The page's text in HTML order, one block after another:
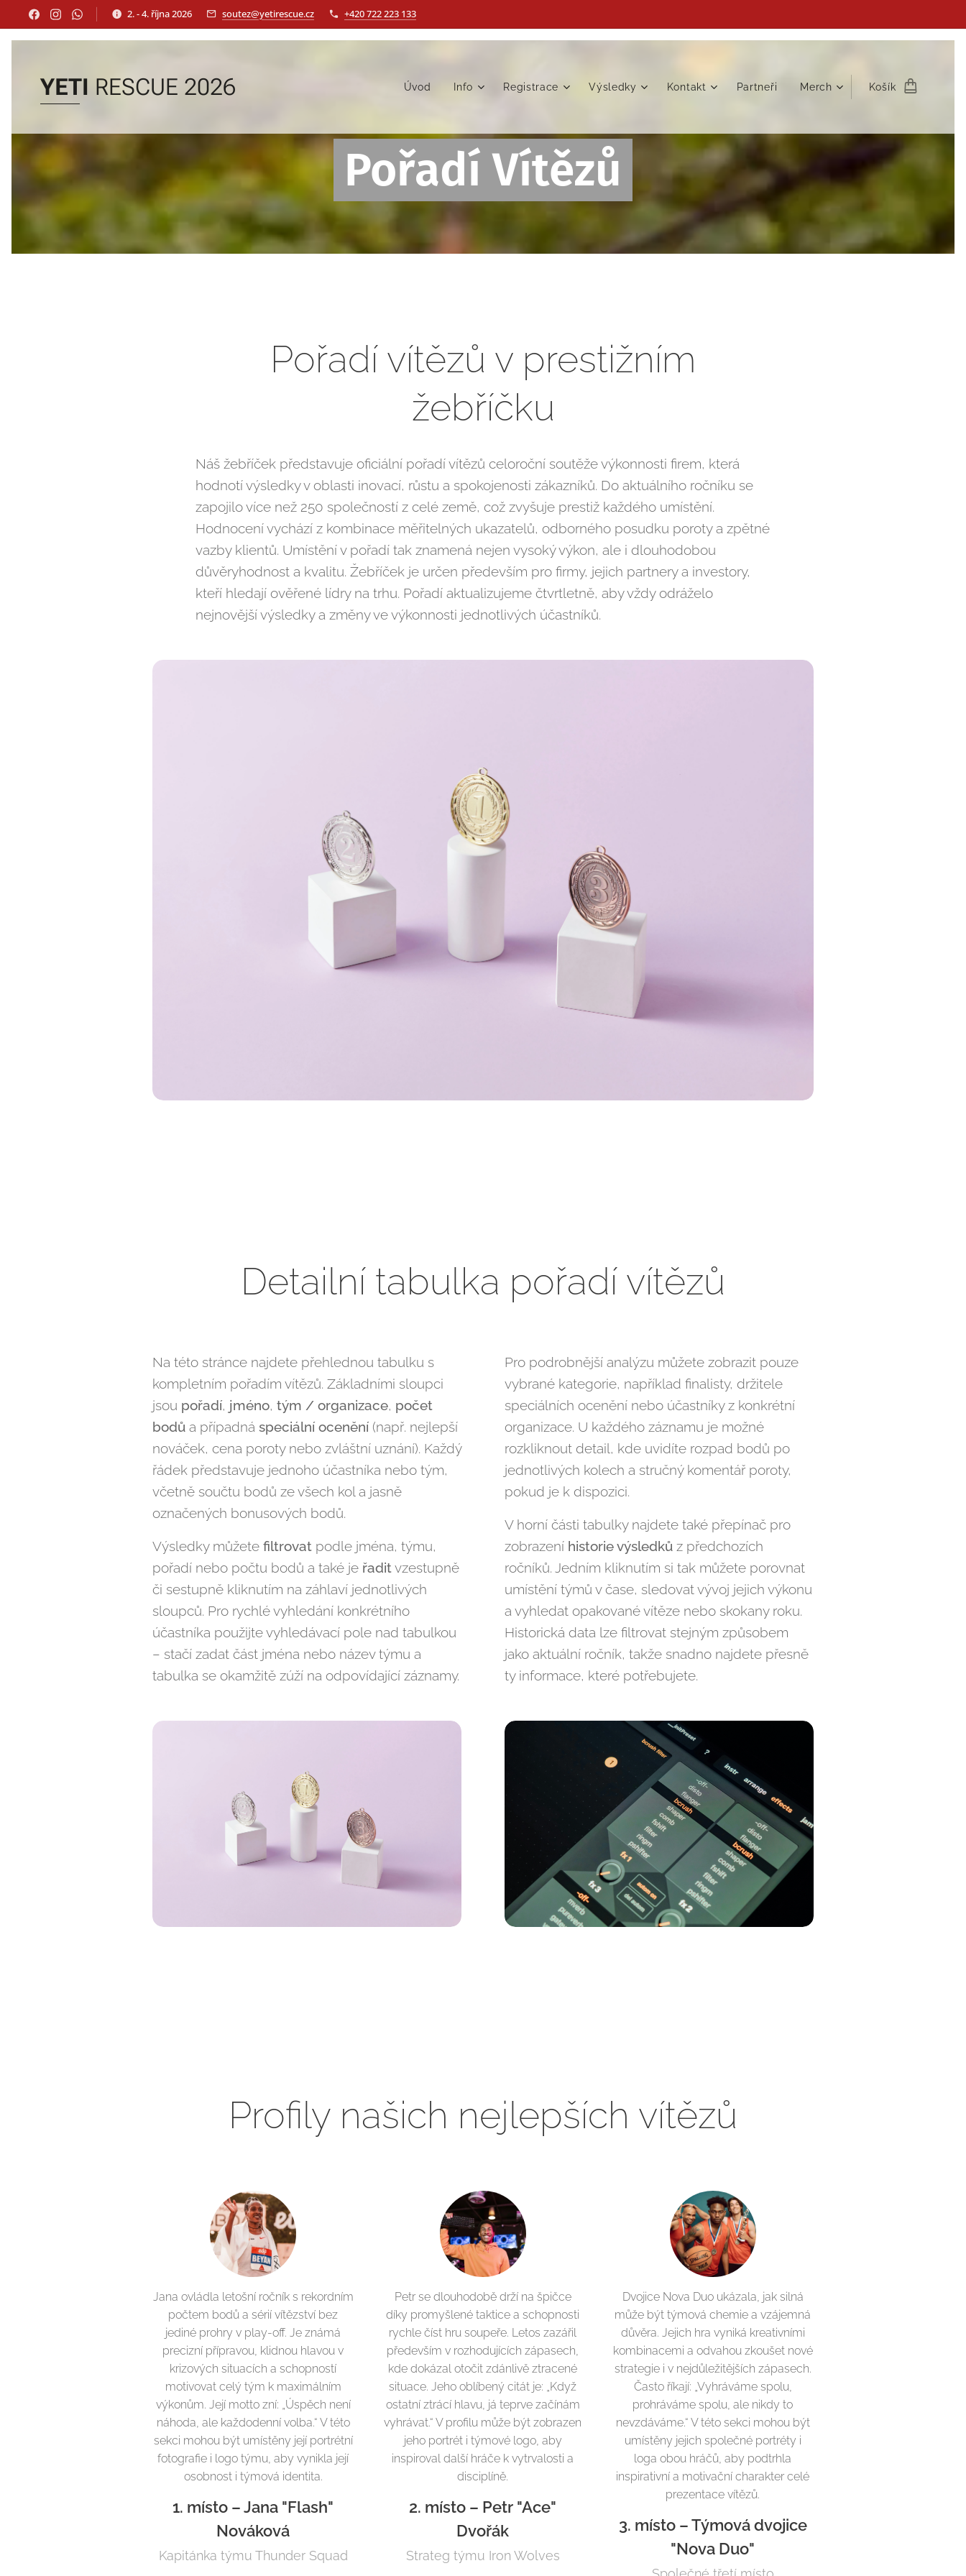
2. - 4. října 2026 soutez@yetirescue.cz +420 722 223 133
YETI RESCUE 2026 Úvod Info Registrace Výsledky Kontakt Partneři Merch Košík
Pořadí Vítězů
Pořadí vítězů v prestižním
žebříčku
Náš žebříček představuje oficiální pořadí vítězů celoroční soutěže výkonnosti firem, která
hodnotí výsledky v oblasti inovací, růstu a spokojenosti zákazníků. Do aktuálního ročníku se
zapojilo více než 250 společností z celé země, což zvyšuje prestiž každého umístění.
Hodnocení vychází z kombinace měřitelných ukazatelů, odborného posudku poroty a zpětné
vazby klientů. Umístění v pořadí tak znamená nejen vysoký výkon, ale i dlouhodobou
důvěryhodnost a kvalitu. Žebříček je určen především pro firmy, jejich partnery a investory,
kteří hledají ověřené lídry na trhu. Pořadí aktualizujeme čtvrtletně, aby vždy odráželo
nejnovější výsledky a změny ve výkonnosti jednotlivých účastníků.
Detailní tabulka pořadí vítězů
Na této stránce najdete přehlednou tabulku s
kompletním pořadím vítězů. Základními sloupci
jsou pořadí, jméno, tým / organizace, počet
bodů a případná speciální ocenění (např. nejlepší
nováček, cena poroty nebo zvláštní uznání). Každý
řádek představuje jednoho účastníka nebo tým,
včetně součtu bodů ze všech kol a jasně
označených bonusových bodů.
Výsledky můžete filtrovat podle jména, týmu,
pořadí nebo počtu bodů a také je řaditvzestupně
či sestupně kliknutím na záhlaví jednotlivých
sloupců. Pro rychlé vyhledání konkrétního
účastníka použijte vyhledávací pole nad tabulkou
– stačí zadat část jména nebo název týmu a
tabulka se okamžitě zúží na odpovídající záznamy.
Pro podrobnější analýzu můžete zobrazit pouze
vybrané kategorie, například finalisty, držitele
speciálních ocenění nebo účastníky z konkrétní
organizace. U každého záznamu je možné
rozkliknout detail, kde uvidíte rozpad bodů po
jednotlivých kolech a stručný komentář poroty,
pokud je k dispozici.
V horní části tabulky najdete také přepínač pro
zobrazení historie výsledků z předchozích
ročníků. Jedním kliknutím si tak můžete porovnat
umístění týmů v čase, sledovat vývoj jejich výkonu
a vyhledat opakované vítěze nebo skokany roku.
Historická data lze filtrovat stejným způsobem
jako aktuální ročník, takže snadno najdete přesně
ty informace, které potřebujete.
Profily našich nejlepších vítězů
Jana ovládla letošní ročník s rekordním
počtem bodů a sérií vítězství bez
jediné prohry v play-off. Je známá
precizní přípravou, klidnou hlavou v
krizových situacích a schopností
motivovat celý tým k maximálním
výkonům. Její motto zní: „Úspěch není
náhoda, ale každodenní volba.“ V této
sekci mohou být umístěny její portrétní
fotografie i logo týmu, aby vynikla její
osobnost i týmová identita.
1. místo – Jana "Flash"
Nováková
Kapitánka týmu Thunder Squad
Petr se dlouhodobě drží na špičce
díky promyšlené taktice a schopnosti
rychle číst hru soupeře. Letos zazářil
především v rozhodujících zápasech,
kde dokázal otočit zdánlivě ztracené
situace. Jeho oblíbený citát je: „Když
ostatní ztrácí hlavu, já teprve začínám
vyhrávat.“ V profilu může být zobrazen
jeho portrét i týmové logo, aby
inspiroval další hráče k vytrvalosti a
disciplíně.
2. místo – Petr "Ace"
Dvořák
Strateg týmu Iron Wolves
Dvojice Nova Duo ukázala, jak silná
může být týmová chemie a vzájemná
důvěra. Jejich hra vyniká kreativními
kombinacemi a odvahou zkoušet nové
strategie i v nejdůležitějších zápasech.
Často říkají: „Vyhráváme spolu,
prohráváme spolu, ale nikdy to
nevzdáváme.“ V této sekci mohou být
umístěny jejich společné portréty i
loga obou hráčů, aby podtrhla
inspirativní a motivační charakter celé
prezentace vítězů.
3. místo – Týmová dvojice
"Nova Duo"